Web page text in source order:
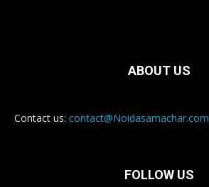
ABOUT US
Contact us: contact@Noidasamachar.com
FOLLOW US